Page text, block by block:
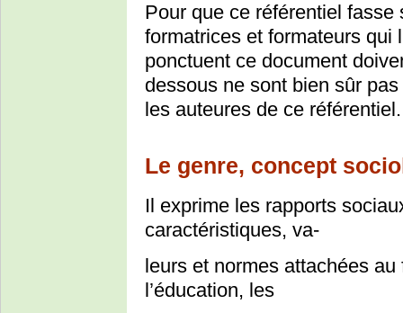
Pour que ce référentiel
formatrices et formateurs qui
ponctuent ce document
dessous ne sont bien sûr
les auteures de ce référentiel.
Le genre, concept
Il exprime les rapports
caractéristiques, va-
leurs et normes attachées
l’éducation, les